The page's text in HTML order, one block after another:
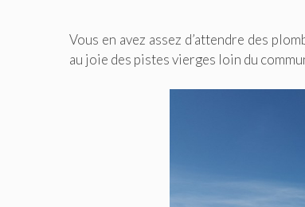
Vous en avez assez d’attendre des
au joie des pistes vierges loin du